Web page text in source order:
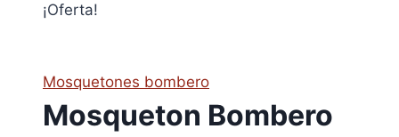
¡Oferta!
Mosquetones bombero
Mosqueton Bombero